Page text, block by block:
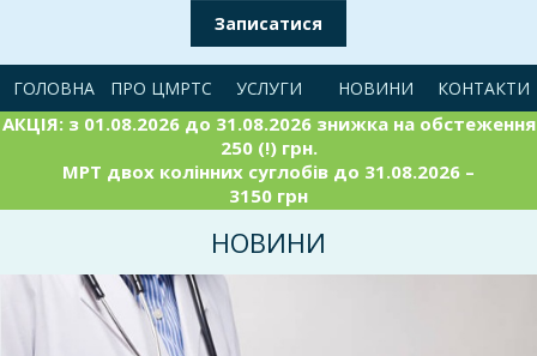
Записатися
ГОЛОВНА ПРО ЦМРТС УСЛУГИ НОВИНИ КОНТАКТИ
АКЦІЯ: з 01.08.2026 до 31.08.2026 знижка на обстеження
250 (!) грн.
МРТ двох колінних суглобів до 31.08.2026 –
3150 грн
НОВИНИ